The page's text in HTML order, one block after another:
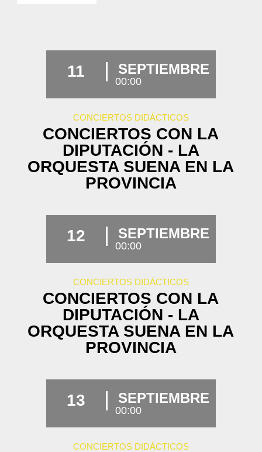
11 SEPTIEMBRE
00:00
CONCIERTOS DIDÁCTICOS
CONCIERTOS CON LA
DIPUTACIÓN - LA
ORQUESTA SUENA EN LA
PROVINCIA
12 SEPTIEMBRE
00:00
CONCIERTOS DIDÁCTICOS
CONCIERTOS CON LA
DIPUTACIÓN - LA
ORQUESTA SUENA EN LA
PROVINCIA
13 SEPTIEMBRE
00:00
CONCIERTOS DIDÁCTICOS